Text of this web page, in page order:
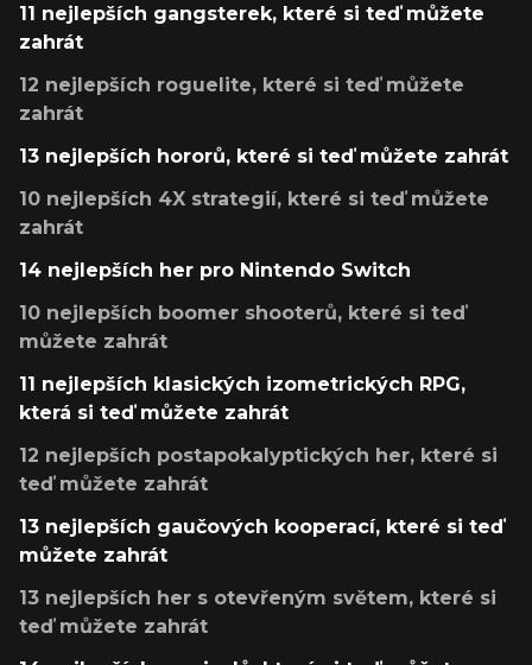
11 nejlepších gangsterek, které si teď můžete
zahrát
12 nejlepších roguelite, které si teď můžete
zahrát
13 nejlepších hororů, které si teď můžete zahrát
10 nejlepších 4X strategií, které si teď můžete
zahrát
14 nejlepších her pro Nintendo Switch
10 nejlepších boomer shooterů, které si teď
můžete zahrát
11 nejlepších klasických izometrických RPG,
která si teď můžete zahrát
12 nejlepších postapokalyptických her, které si
teď můžete zahrát
13 nejlepších gaučových kooperací, které si teď
můžete zahrát
13 nejlepších her s otevřeným světem, které si
teď můžete zahrát